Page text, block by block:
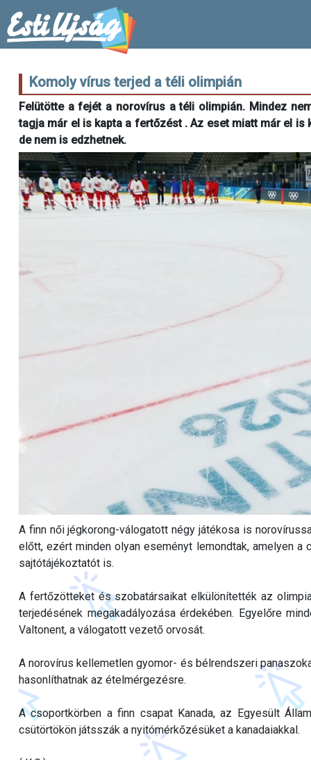
Komoly vírus terjed a téli olimpián
Felütötte a fejét a norovírus a téli olimpián. Mindez
tagja már el is kapta a fertőzést . Az eset miatt már el
de nem is edzhetnek.
A finn női jégkorong-válogatott négy játékosa is
előtt, ezért minden olyan eseményt lemondtak, amelyen
sajtótájékoztatót is.
A fertőzötteket és szobatársaikat elkülönítették az
terjedésének megakadályozása érdekében. Egyelőre
Valtonent, a válogatott vezető orvosát.
A norovírus kellemetlen gyomor- és bélrendszeri
hasonlíthatnak az ételmérgezésre.
A csoportkörben a finn csapat Kanada, az Egyesült
csütörtökön játsszák a nyitómérkőzésüket a kanadaiakkal.